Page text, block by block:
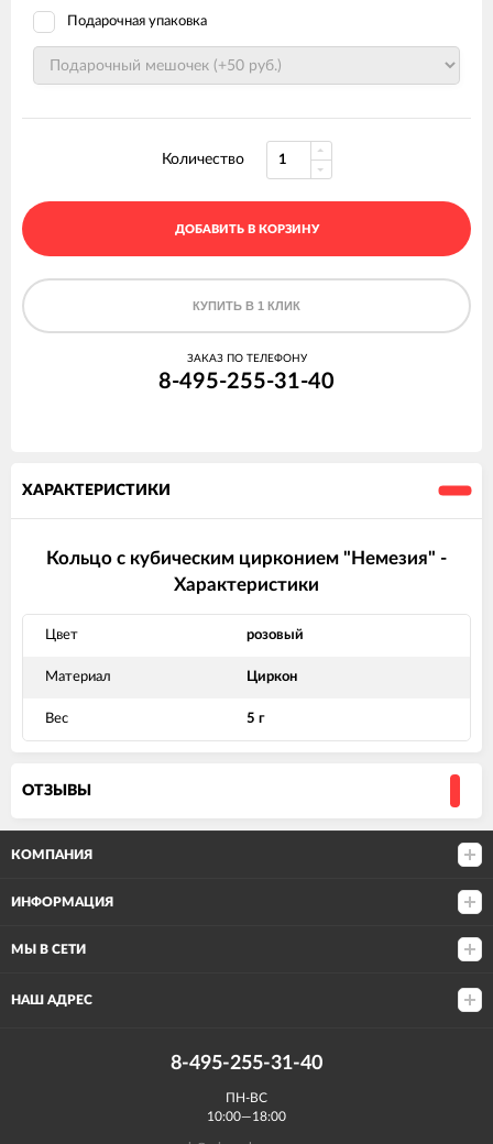
Подарочная упаковка
Количество
ДОБАВИТЬ В КОРЗИНУ
КУПИТЬ В 1 КЛИК
ЗАКАЗ ПО ТЕЛЕФОНУ
8-495-255-31-40
ХАРАКТЕРИСТИКИ
Кольцо с кубическим цирконием "Немезия" -
Характеристики
Цвет розовый
Материал Циркон
Вес 5 г
ОТЗЫВЫ
КОМПАНИЯ
ИНФОРМАЦИЯ
МЫ В СЕТИ
НАШ АДРЕС
8-495-255-31-40
ПН-ВС
10:00—18:00